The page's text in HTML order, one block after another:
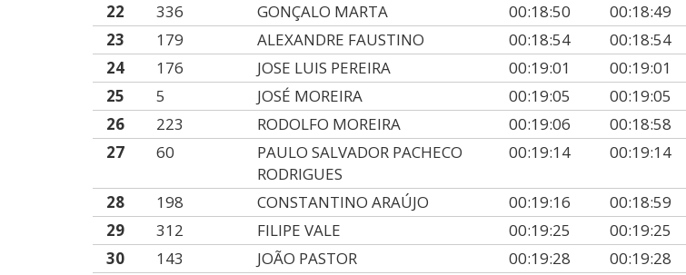
22
336 GONÇALO MARTA 00:18:50 00:18:49
23
179 ALEXANDRE FAUSTINO 00:18:54 00:18:54
24
176 JOSE LUIS PEREIRA 00:19:01 00:19:01
25
5 JOSÉ MOREIRA 00:19:05 00:19:05
26
223 RODOLFO MOREIRA 00:19:06 00:18:58
27
60
PAULO SALVADOR PACHECO
RODRIGUES
00:19:14 00:19:14
28 198 CONSTANTINO ARAÚJO 00:19:16 00:18:59
29
312 FILIPE VALE 00:19:25 00:19:25
30
143 JOÃO PASTOR 00:19:28 00:19:28